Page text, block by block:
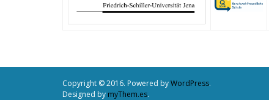
Copyright © 2016. Powered byWordPress.
Designed by myThem.es.